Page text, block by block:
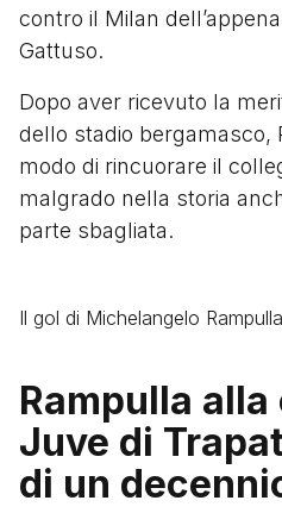
contro il Milan
Gattuso.
Dopo aver ricevuto la
dello stadio bergamasco,
modo di rincuorare il
malgrado nella storia
parte sbagliata.
Il gol di Michelangelo
Rampulla
Juve di
di un